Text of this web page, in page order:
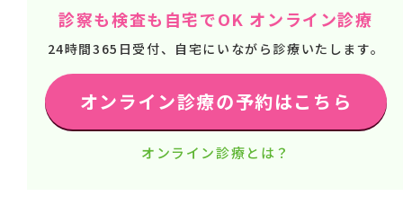
診察も検査も自宅でOK オンライン診療
24時間365日受付、自宅にいながら診療いたします。
オンライン診療の予約はこちら
オンライン診療とは？